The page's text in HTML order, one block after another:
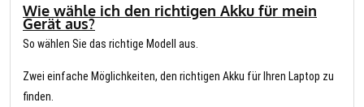
Wie wähle ich den richtigen Akku für mein
Gerät aus?
So wählen Sie das richtige Modell aus.
Zwei einfache Möglichkeiten, den richtigen Akku für Ihren Laptop zu
finden.